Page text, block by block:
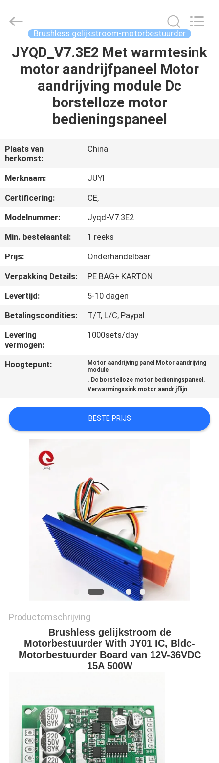
THUIS
PRODUCTEN
FABRIEKSTOCHT
KWALITEITSCONTROLE
NEEM
CONTACT
MET
ONS
OP
NIEUWS
VRAAG
EEN
SITEMAP
PRIVACYBELEID
International
Trade
Reserved.
Brushless gelijkstroom-motorbestuurder
JYQD_V7.3E2 Met warmtesink
motor aandrijfpaneel Motor
aandrijving module Dc
borstelloze motor
bedieningspaneel
Plaats van
herkomst:
China
Merknaam:
JUYI
Certificering:
CE,
Modelnummer:
Jyqd-V7.3E2
Min. bestelaantal:
1 reeks
Prijs:
Onderhandelbaar
Verpakking Details:
PE BAG+ KARTON
Levertijd:
5-10 dagen
Betalingscondities:
T/T, L/C, Paypal
Levering
vermogen:
1000sets/day
Hoogtepunt:
Motor aandrijving panel Motor aandrijving
module
, Dc borstelloze motor bedieningspaneel ,
Verwarmingssink motor aandrijflijn
BESTE PRIJS
Productomschrijving
Brushless gelijkstroom de
Motorbestuurder With JY01 IC, Bldc-
Motorbestuurder Board van 12V-36VDC
15A 500W